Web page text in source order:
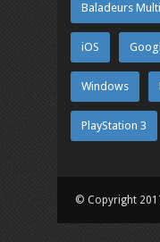
Baladeurs
iOS
Windows
PlayStation 3
© Copyright